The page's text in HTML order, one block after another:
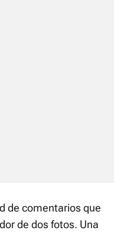
de comentarios que
de dos fotos. Una